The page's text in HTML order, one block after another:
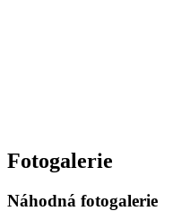
Fotogalerie
Náhodná fotogalerie